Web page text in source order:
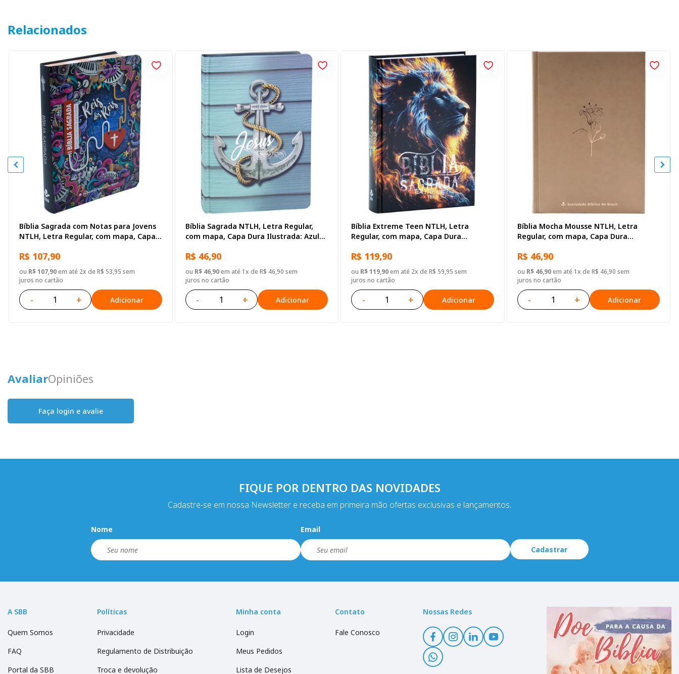
Relacionados
Bíblia Sagrada com Notas para Jovens
NTLH, Letra Regular, com mapa, Capa
R$ 107,90
ou R$ 107,90em até 2x de R$ 53,95 sem
juros no cartão
- + Adicionar
Bíblia Sagrada NTLH, Letra Regular,
com mapa, Capa Dura Ilustrada: Azul-
R$ 46,90
ou R$ 46,90em até 1x de R$ 46,90 sem
juros no cartão
- + Adicionar
Bíblia Extreme Teen NTLH, Letra
Regular, com mapa, Capa Dura
R$ 119,90
ou R$ 119,90em até 2x de R$ 59,95 sem
juros no cartão
- + Adicionar
Bíblia Mocha Mousse NTLH, Letra
Regular, com mapa, Capa Dura
R$ 46,90
ou R$ 46,90em até 1x de R$ 46,90 sem
juros no cartão
- + Adicionar
AvaliarOpiniões
Faça login e avalie
FIQUE POR DENTRO DAS NOVIDADES
Cadastre-se em nossa Newsletter e receba em primeira mão ofertas exclusivas e lançamentos.
Nome Email
Cadastrar
A SBB
Quem Somos
FAQ
Portal da SBB
Políticas
Privacidade
Regulamento de Distribuição
Troca e devolução
Minha conta
Login
Meus Pedidos
Lista de Desejos
Contato
Fale Conosco
Nossas Redes